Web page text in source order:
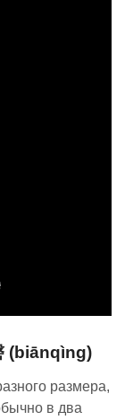
(biānqìng)
размера,
в два